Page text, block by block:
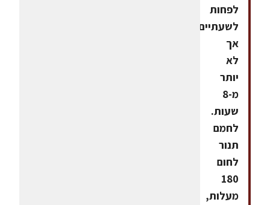
לפחות
לשעתיים,
אך
לא
יותר
מ-8
שעות.
לחמם
תנור
לחום
180
מעלות,